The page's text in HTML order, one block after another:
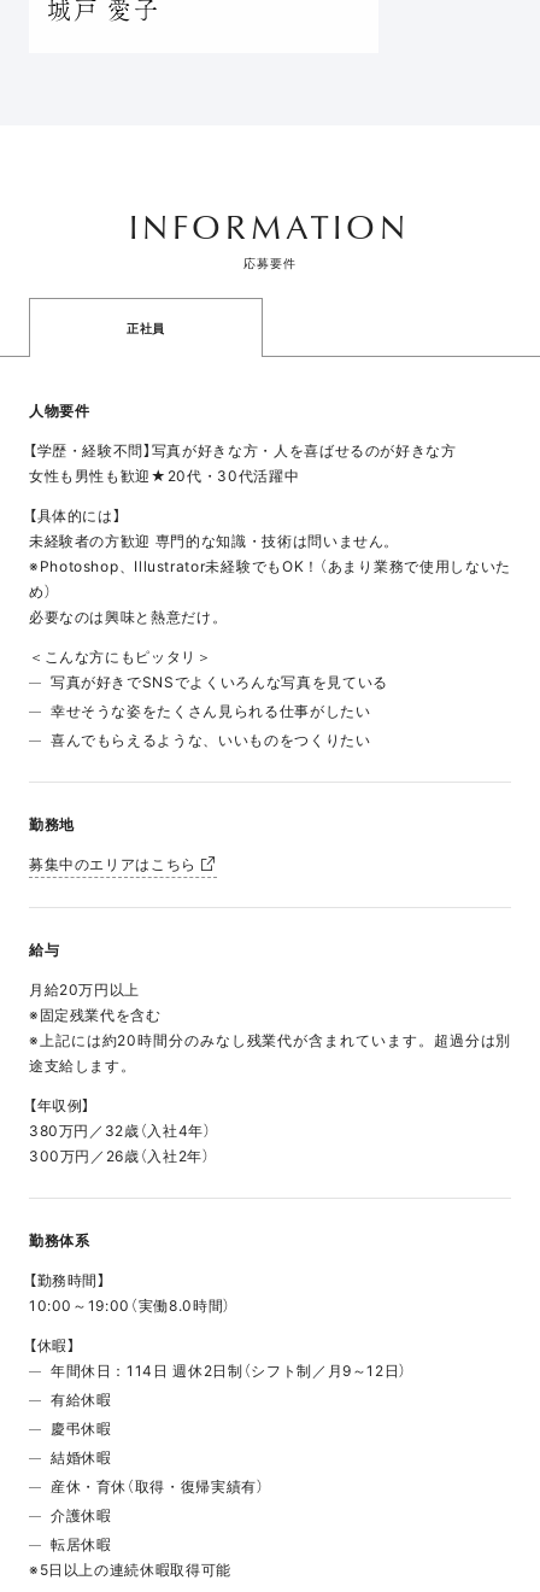
城戸 愛子
INFORMATION
応募要件
正社員
人物要件
【学歴・経験不問】写真が好きな方・人を喜ばせるのが好きな方
女性も男性も歓迎★20代・30代活躍中
【具体的には】
未経験者の方歓迎 専門的な知識・技術は問いません。
※Photoshop、Illustrator未経験でもOK！（あまり業務で使用しないた
め）
必要なのは興味と熱意だけ。
＜こんな方にもピッタリ＞
写真が好きでSNSでよくいろんな写真を見ている
幸せそうな姿をたくさん見られる仕事がしたい
喜んでもらえるような、いいものをつくりたい
勤務地
募集中のエリアはこちら
給与
月給20万円以上
※固定残業代を含む
※上記には約20時間分のみなし残業代が含まれています。超過分は別
途支給します。
【年収例】
380万円／32歳（入社4年）
300万円／26歳（入社2年）
勤務体系
【勤務時間】
10:00～19:00（実働8.0時間）
【休暇】
年間休日：114日 週休2日制（シフト制／月9～12日）
有給休暇
慶弔休暇
結婚休暇
産休・育休（取得・復帰実績有）
介護休暇
転居休暇
※5日以上の連続休暇取得可能